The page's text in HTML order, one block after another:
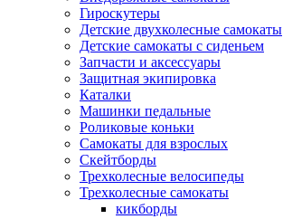
Гироскутеры
Детские двухколесные самокаты
Детские самокаты с сиденьем
Запчасти и аксессуары
Защитная экипировка
Каталки
Машинки педальные
Роликовые коньки
Самокаты для взрослых
Скейтборды
Трехколесные велосипеды
Трехколесные самокаты
кикборды